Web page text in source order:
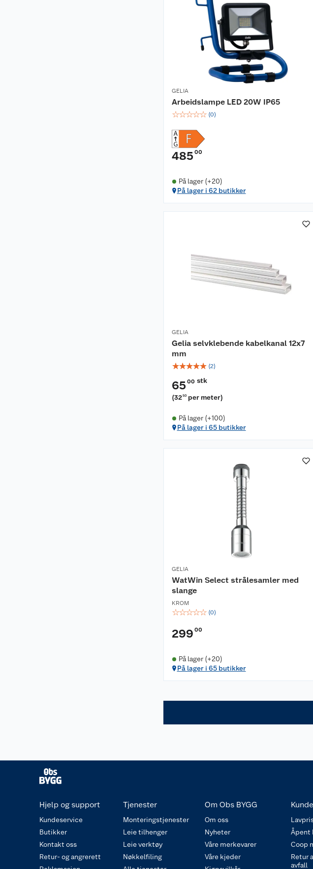
GELIA
Arbeidslampe LED 20W IP65
☆☆☆☆☆ (0)
485 00
På lager (+20)
På lager i 62 butikker
GELIA
Gelia selvklebende kabelkanal 12x7
mm
☆☆☆☆☆ (2)
65 00 stk
(3250 per meter)
På lager (+100)
På lager i 65 butikker
GELIA
WatWin Select strålesamler med
slange
KROM
☆☆☆☆☆ (0)
299 00
På lager (+20)
På lager i 65 butikker
Hjelp og support
Kundeservice
Butikker
Kontakt oss
Retur- og angrerett
Tjenester
Monteringstjenester
Leie tilhenger
Leie verktøy
Nøkkelfiling
Om Obs BYGG
Om oss
Nyheter
Våre merkevarer
Våre kjeder
Åpent
Coop
Retur
avfall